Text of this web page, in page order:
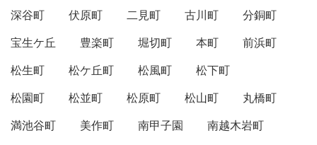
深谷町
伏原町 二見町 古川町
分銅町
宝生ケ丘
豊楽町 堀切町 本町
前浜町
松生町
松ケ丘町 松風町
松下町
松園町
松並町 松原町 松山町
丸橋町
満池谷町
美作町 南甲子園
南越木岩町